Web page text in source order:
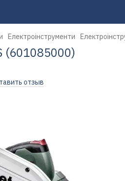
Електроінструменти
(601085000)
отзыв